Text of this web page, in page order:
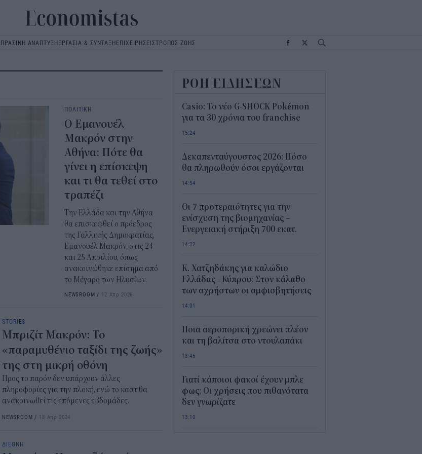
ΠΡΑΣΙΝΗ ΑΝΑΠΤΥΞΗΕΡΓΑΣΙΑ & ΣΥΝΤΑΞΗΕΠΙΧΕΙΡΗΣΕΙΣΤΡΟΠΟΣ ΖΩΗΣ
ΠΟΛΙΤΙΚΗ
Ο Εμανουέλ
Μακρόν στην
Αθήνα: Πότε θα
γίνει η επίσκεψη
και τι θα τεθεί στο
τραπέζι
Την Ελλάδα και την Αθήνα
θα επισκεφθεί ο πρόεδρος
της Γαλλικής Δημοκρατίας,
Εμανουέλ Μακρόν, στις 24
και 25 Απριλίου, όπως
ανακοινώθηκε επίσημα από
το Μέγαρο των Ηλυσίων.
NEWSROOM / 12 Απρ 2026
STORIES
Μπριζίτ Μακρόν: Το
«παραμυθένιο ταξίδι της ζωής»
της στη μικρή οθόνη
Προς το παρόν δεν υπάρχουν άλλες
πληροφορίες για την πλοκή, ενώ το καστ θα
ανακοινωθεί τις επόμενες εβδομάδες.
NEWSROOM / 18 Απρ 2024
ΔΙΕΘΝΗ
ΡΟΗ ΕΙΔΗΣΕΩΝ
Casio: Το νέο G-SHOCK Pokémon
για τα 30 χρόνια του franchise
15:24
Δεκαπενταύγουστος 2026: Πόσο
θα πληρωθούν όσοι εργάζονται
14:54
Οι 7 προτεραιότητες για την
ενίσχυση της βιομηχανίας –
Ενεργειακή στήριξη 700 εκατ.
14:32
Κ. Χατζηδάκης για καλώδιο
Ελλάδας - Κύπρου: Στον κάλαθο
των αχρήστων οι αμφισβητήσεις
14:01
Ποια αεροπορική χρεώνει πλέον
και τη βαλίτσα στο ντουλαπάκι
13:45
Γιατί κάποιοι φακοί έχουν μπλε
φως; Οι χρήσεις που πιθανότατα
δεν γνωρίζατε
13:10